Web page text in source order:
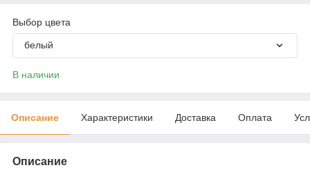
Выбор цвета
белый
В наличии
Описание Характеристики Доставка Оплата
Описание